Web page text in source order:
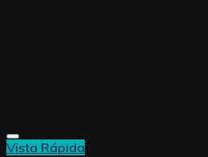
Vista Rápida